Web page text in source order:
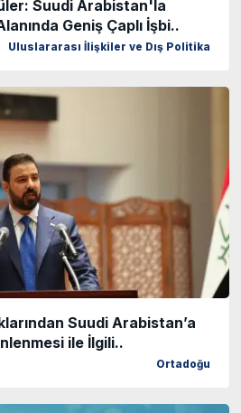
Suudi Arabistan'la
Geniş Çaplı İşbi..
Uluslararası İlişkiler ve Dış Politika
Suudi Arabistan’a
ile İlgili..
Ortadoğu